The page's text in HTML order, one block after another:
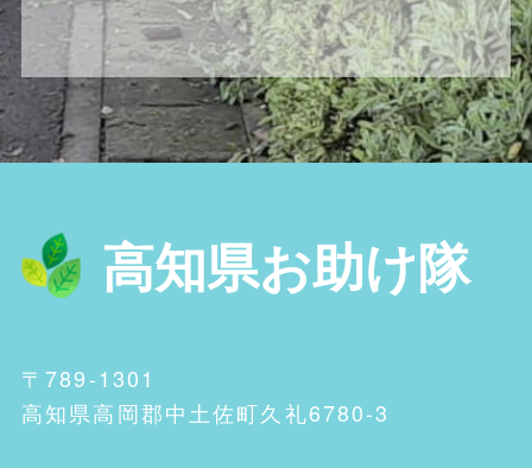
高知県お助け隊
〒789-1301
高知県高岡郡中土佐町久礼6780-3